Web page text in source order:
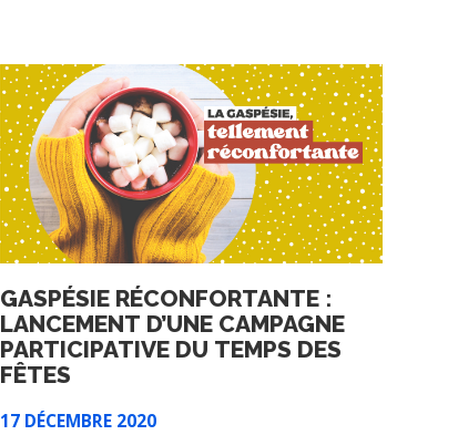
GASPÉSIE RÉCONFORTANTE :
LANCEMENT D’UNE CAMPAGNE
PARTICIPATIVE DU TEMPS DES
FÊTES
17 DÉCEMBRE 2020